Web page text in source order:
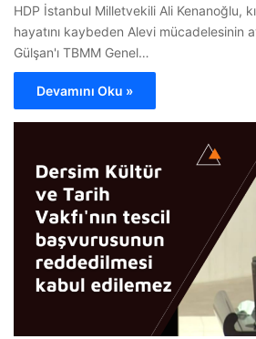
HDP İstanbul Milletvekili Ali Kenanoğlu,
hayatını kaybeden Alevi mücadelesinin
Gülşan'ı TBMM Genel…
Devamını Oku »